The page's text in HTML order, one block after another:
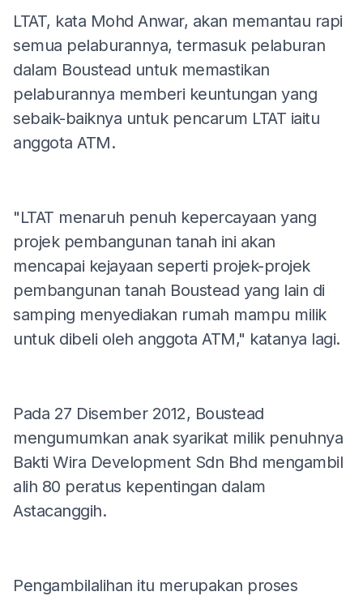
LTAT, kata Mohd Anwar, akan memantau rapi
semua pelaburannya, termasuk pelaburan
dalam Boustead untuk memastikan
pelaburannya memberi keuntungan yang
sebaik-baiknya untuk pencarum LTAT iaitu
anggota ATM.
"LTAT menaruh penuh kepercayaan yang
projek pembangunan tanah ini akan
mencapai kejayaan seperti projek-projek
pembangunan tanah Boustead yang lain di
samping menyediakan rumah mampu milik
untuk dibeli oleh anggota ATM," katanya lagi.
Pada 27 Disember 2012, Boustead
mengumumkan anak syarikat milik penuhnya
Bakti Wira Development Sdn Bhd mengambil
alih 80 peratus kepentingan dalam
Astacanggih.
Pengambilalihan itu merupakan proses